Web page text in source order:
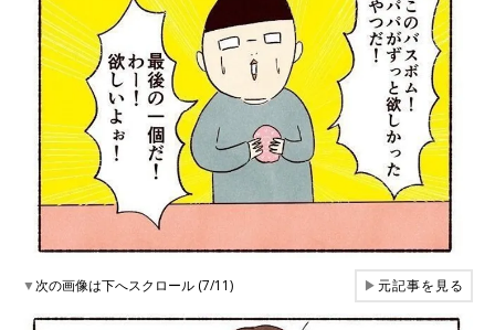
▼次の画像は下へスクロール (7/11) ▶元記事を見る